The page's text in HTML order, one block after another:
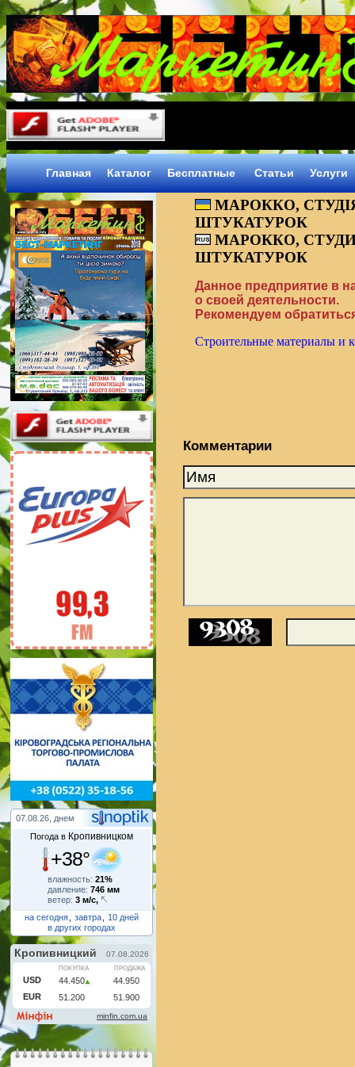
Главная Каталог Бесплатные Статьи Услуги
07.08.26, днем
Погода в Кропивницком
+38°
влажность: 21%
давление: 746 мм
ветер: 3 м/с,
на сегодня
завтра
10 дней
в других городах
МАРОККО,
ШТУКАТУРОК
МАРОККО,
ШТУКАТУРОК
Данное предприятие в
о своей деятельности.
Рекомендуем
Строительные материалы и
Комментарии